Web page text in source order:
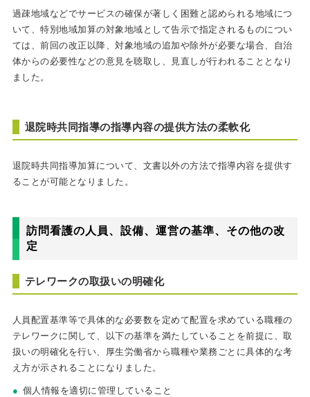
過疎地域などでサービスの確保が著しく困難と認められる地域につ
いて、特別地域加算の対象地域として告示で指定されるものについ
ては、前回の改正以降、対象地域の追加や除外が必要な場合、自治
体からの必要性などの意見を聴取し、見直しが行われることとなり
ました。
退院時共同指導の指導内容の提供方法の柔軟化
退院時共同指導加算について、文書以外の方法で指導内容を提供す
ることが可能となりました。
訪問看護の人員、設備、運営の基準、その他の改
定
テレワークの取扱いの明確化
人員配置基準等で具体的な必要数を定めて配置を求めている職種の
テレワークに関して、以下の基準を満たしていることを前提に、取
扱いの明確化を行い、厚生労働省から職種や業務ごとに具体的な考
え方が示されることになりました。
個人情報を適切に管理していること